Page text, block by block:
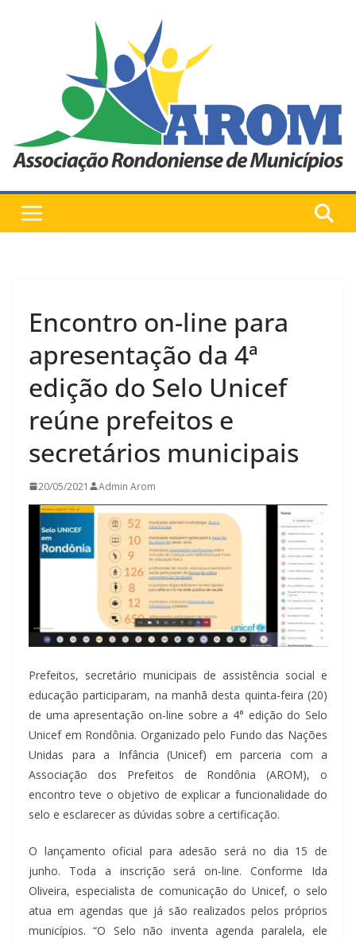
Encontro on-line para
apresentação da 4ª
edição do Selo Unicef
reúne prefeitos e
secretários municipais
20/05/2021 Admin Arom
Prefeitos, secretário municipais de assistência social e
educação participaram, na manhã desta quinta-feira (20)
de uma apresentação on-line sobre a 4° edição do Selo
Unicef em Rondônia. Organizado pelo Fundo das Nações
Unidas para a Infância (Unicef) em parceria com a
Associação dos Prefeitos de Rondônia (AROM), o
encontro teve o objetivo de explicar a funcionalidade do
selo e esclarecer as dúvidas sobre a certificação.
O lançamento oficial para adesão será no dia 15 de
junho. Toda a inscrição será on-line. Conforme Ida
Oliveira, especialista de comunicação do Unicef, o selo
atua em agendas que já são realizados pelos próprios
municípios. “O Selo não inventa agenda paralela, ele